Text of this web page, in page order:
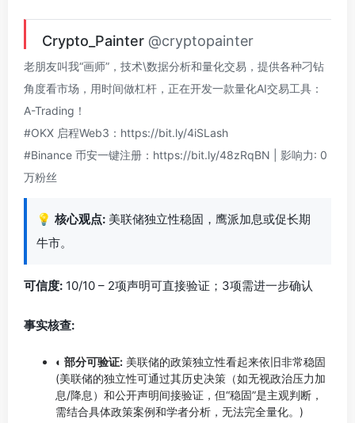
Crypto_Painter @cryptopainter
老朋友叫我“画师”，技术\数据分析和量化交易，提供各种刁钻
角度看市场，用时间做杠杆，正在开发一款量化AI交易工具：
A-Trading！
#OKX 启程Web3：https://bit.ly/4iSLash
#Binance 币安一键注册：https://bit.ly/48zRqBN | 影响力: 0
万粉丝
💡 核心观点: 美联储独立性稳固，鹰派加息或促长期
牛市。
可信度: 10/10 – 2项声明可直接验证；3项需进一步确认
事实核查:
◐ 部分可验证: 美联储的政策独立性看起来依旧非常稳固
(美联储的独立性可通过其历史决策（如无视政治压力加
息/降息）和公开声明间接验证，但“稳固”是主观判断，
需结合具体政策案例和学者分析，无法完全量化。)